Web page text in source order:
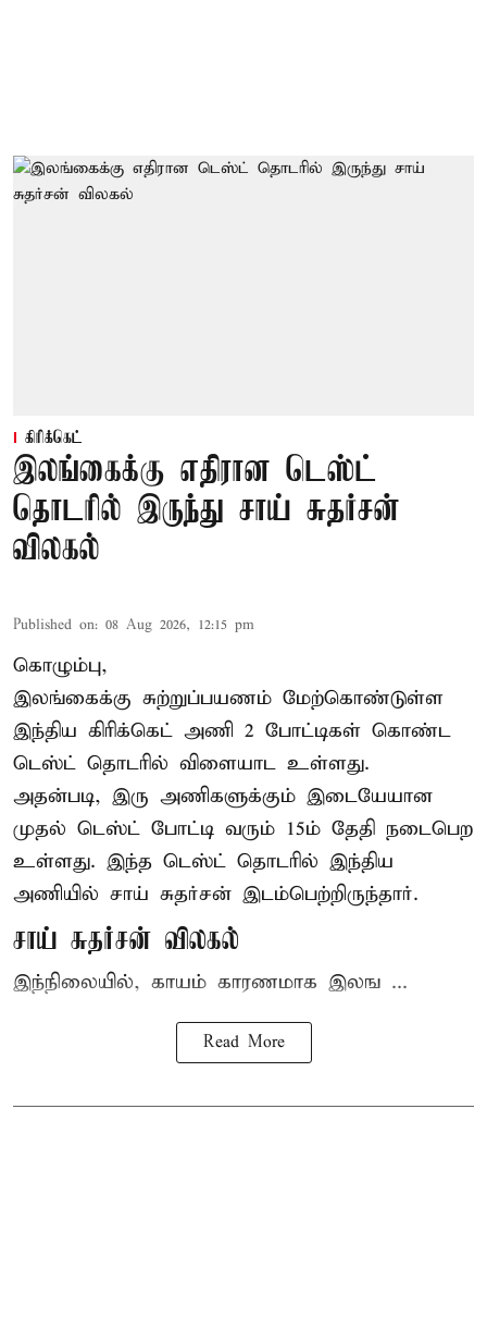
கிரிக்கெட்
இலங்கைக்கு எதிரான டெஸ்ட்
தொடரில் இருந்து சாய் சுதர்சன்
விலகல்
Published on: 08 Aug 2026, 12:15 pm
கொழும்பு,
இலங்கைக்கு சுற்றுப்பயணம் மேற்கொண்டுள்ள
இந்திய கிரிக்கெட் அணி 2 போட்டிகள் கொண்ட
டெஸ்ட் தொடரில் விளையாட உள்ளது.
அதன்படி, இரு அணிகளுக்கும் இடையேயான
முதல் டெஸ்ட் போட்டி வரும் 15ம் தேதி நடைபெற
உள்ளது. இந்த டெஸ்ட் தொடரில் இந்திய
அணியில் சாய் சுதர்சன் இடம்பெற்றிருந்தார்.
சாய் சுதர்சன் விலகல்
இந்நிலையில், காயம் காரணமாக இலங ...
Read More